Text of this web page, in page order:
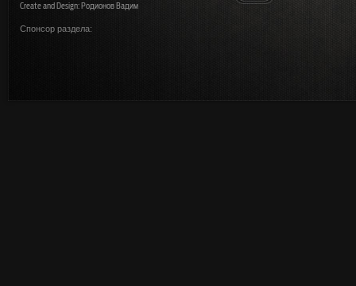
Create and Design: Родионов Вадим
Спонсор раздела: